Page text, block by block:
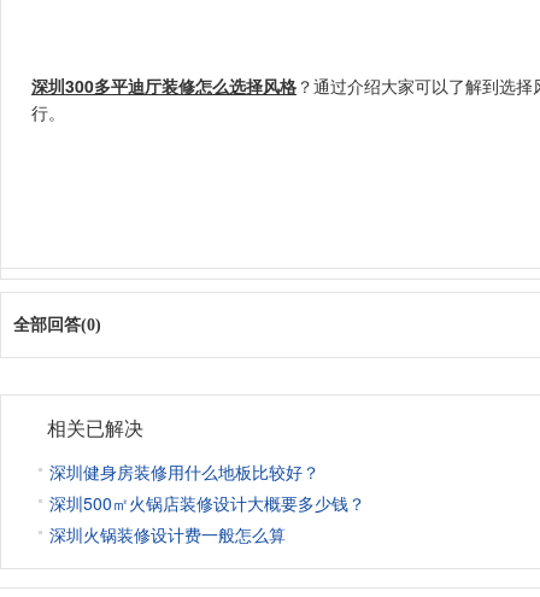
深圳300多平迪厅装修怎么选择风格 ？通过介绍大家可以了解到选
行。
全部回答(0)
相关已解决
深圳健身房装修用什么地板比较好？
深圳500㎡火锅店装修设计大概要多少钱？
深圳火锅装修设计费一般怎么算